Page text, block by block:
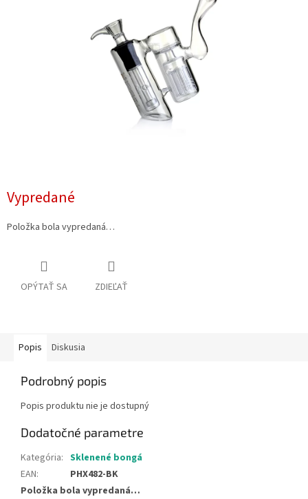
Vypredané
Položka bola vypredaná…
OPÝTAŤ SA ZDIEĽAŤ
Popis Diskusia
Podrobný popis
Popis produktu nie je dostupný
Dodatočné parametre
Kategória: Sklenené bongá
EAN:
PHX482-BK
Položka bola vypredaná…